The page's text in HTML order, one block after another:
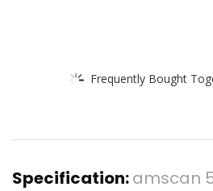
Frequently Bought
Specification:amscan